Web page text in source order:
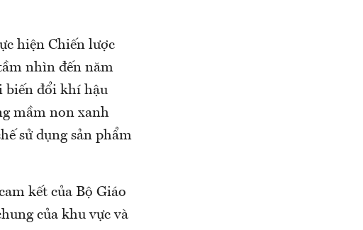
hiện Chiến lược
nhìn đến năm
biến đổi khí hậu
mầm non xanh
sử dụng sản phẩm
kết của Bộ Giáo
của khu vực và